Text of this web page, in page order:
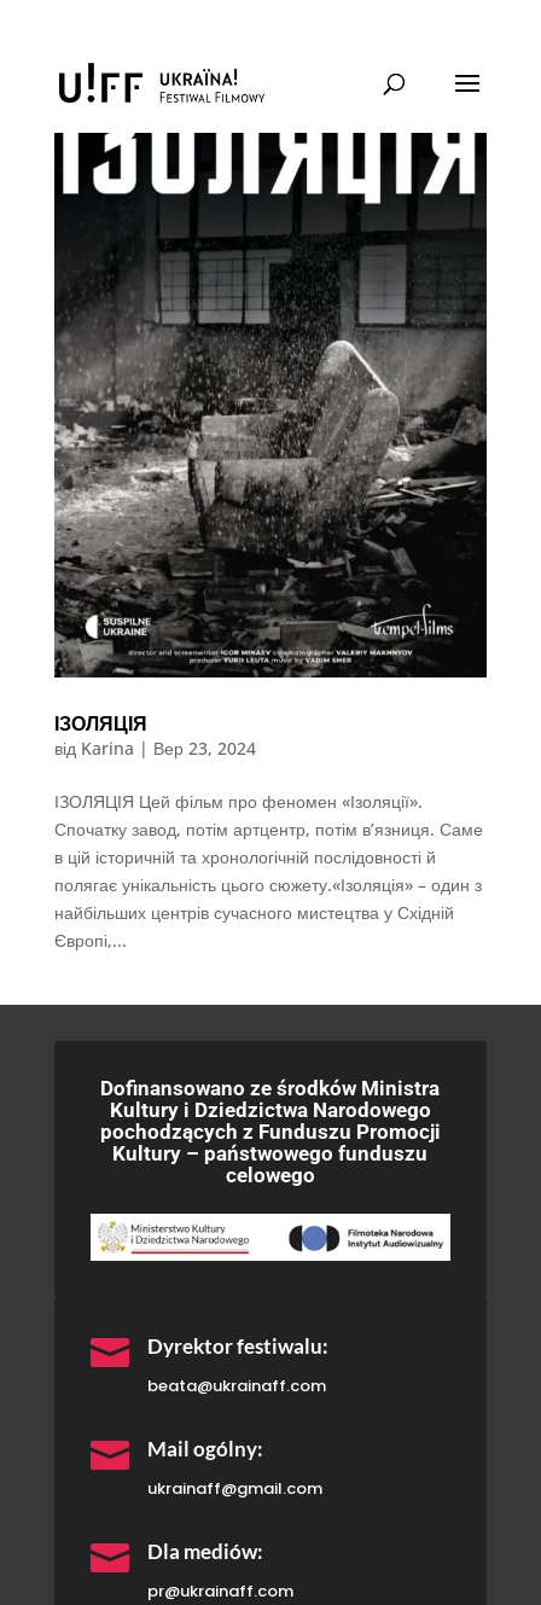
ІЗОЛЯЦІЯ
від Karina | Вер 23, 2024
ІЗОЛЯЦІЯ Цей фільм про феномен «Ізоляції».
Спочатку завод, потім артцентр, потім в’язниця. Саме
в цій історичній та хронологічній послідовності й
полягає унікальність цього сюжету.«Ізоляція» – один з
найбільших центрів сучасного мистецтва у Східній
Європі,...
Dofinansowano ze środków Ministra
Kultury i Dziedzictwa Narodowego
pochodzących z Funduszu Promocji
Kultury – państwowego funduszu
celowego
 Dyrektor festiwalu:
beata@ukrainaff.com
 Mail ogólny:
ukrainaff@gmail.com
 Dla mediów:
pr@ukrainaff.com